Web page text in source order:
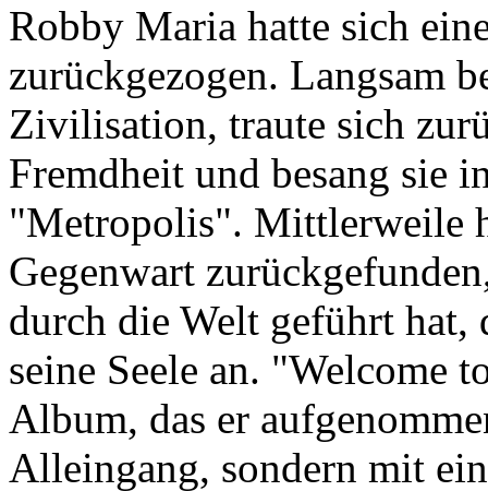
Robby Maria hatte sich
zurückgezogen. Langsam
Zivilisation, traute sich
Fremdheit und besang sie
"Metropolis". Mittlerweile
Gegenwart
durch die Welt geführt hat,
seine Seele an. "Welcome
Album, das er
Alleingang, sondern mit